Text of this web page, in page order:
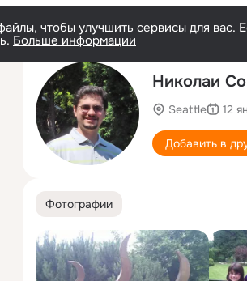
чтобы улучшить сервисы для вас.
Больше информации
Николаи
Seattle 12
Добавить в
Фотографии